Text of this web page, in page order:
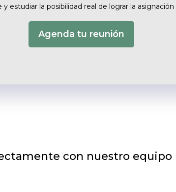
estudiar la posibilidad real de lograr la
Agenda tu reunión
con nuestro equipo